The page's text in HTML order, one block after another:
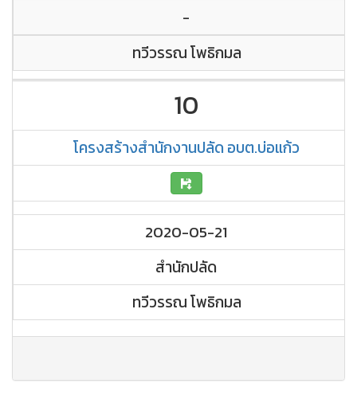
-
ทวีวรรณ โพธิกมล
10
โครงสร้างสำนักงานปลัด อบต.บ่อแก้ว
2020-05-21
สำนักปลัด
ทวีวรรณ โพธิกมล